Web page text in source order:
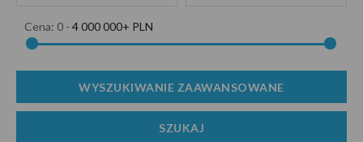
Cena: 0 - 4 000 000+ PLN